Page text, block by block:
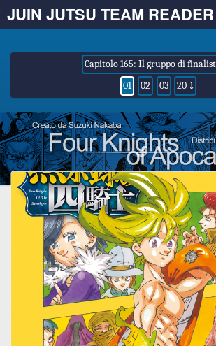
JUIN JUTSU TEAM READER
Capitolo 165: Il gruppo di
01
02 03 20 ⤵